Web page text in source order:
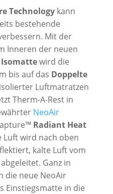
Technologykann
bestehende
Mit der
Inneren der neuen
wird die
bis auf das Doppelte
Luftmatratzen
Therm-A-Rest in
NeoAir
Radiant Heat
wird nach oben
kalte Luft vom
Ganz in
die neue NeoAir
Einstiegsmatte in die